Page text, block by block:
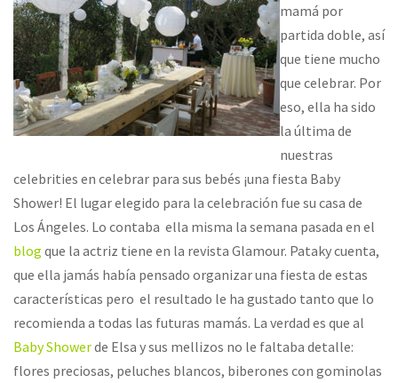
mamá por
partida doble, así
que tiene mucho
que celebrar. Por
eso, ella ha sido
la última de
nuestras
celebrities en celebrar para sus bebés ¡una fiesta Baby
Shower! El lugar elegido para la celebración fue su casa de
Los Ángeles. Lo contaba ella misma la semana pasada en el
blog que la actriz tiene en la revista Glamour. Pataky cuenta,
que ella jamás había pensado organizar una fiesta de estas
características pero el resultado le ha gustado tanto que lo
recomienda a todas las futuras mamás. La verdad es que al
Baby Showerde Elsa y sus mellizos no le faltaba detalle:
flores preciosas, peluches blancos, biberones con gominolas